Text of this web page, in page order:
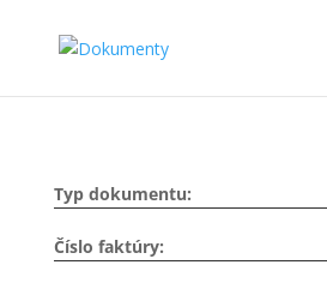
Typ dokumentu:
Číslo faktúry: